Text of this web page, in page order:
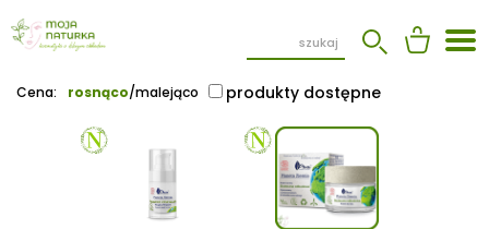
Cena: rosnąco/malejąco produkty dostępne